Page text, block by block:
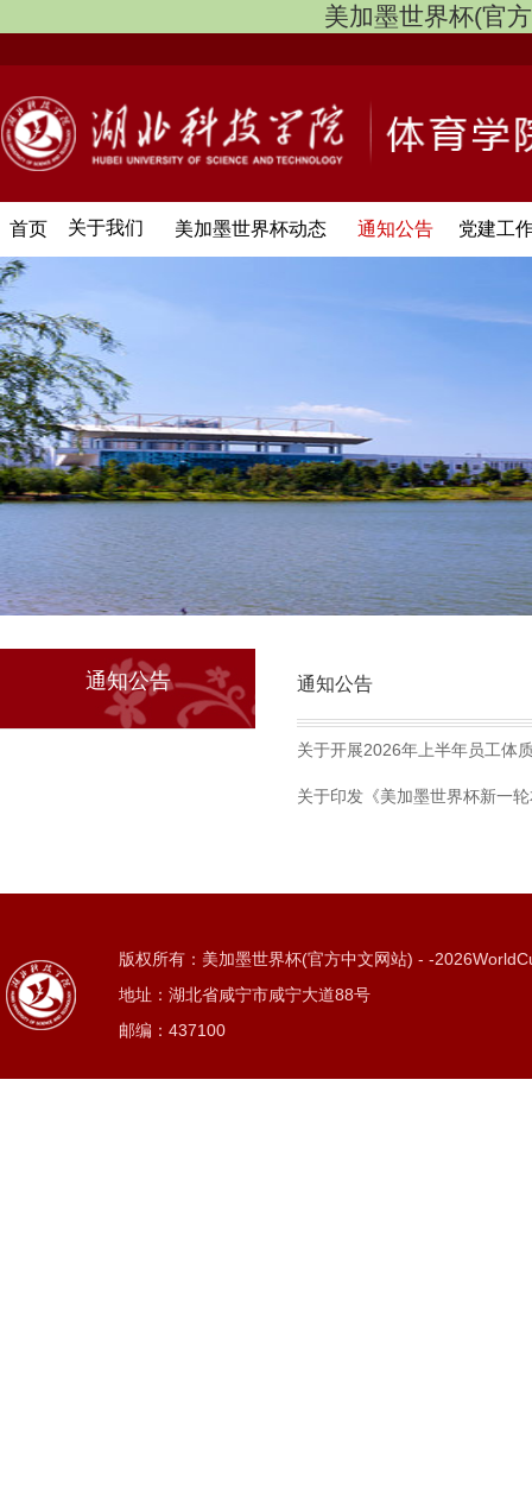
美加墨世界杯(官
首页 关于我们 美加墨世界杯动态 通知公告 党建工
通知公告 通知公告
关于开展2026年上半年员工体
关于印发《美加墨世界杯新一
版权所有：美加墨世界杯(官方中文网站) - -
地址：湖北省咸宁市咸宁大道88号
邮编：437100